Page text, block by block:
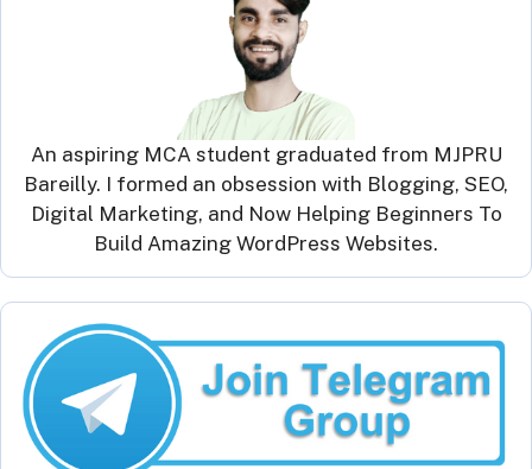
An aspiring MCA student graduated from MJPRU
Bareilly. I formed an obsession with Blogging, SEO,
Digital Marketing, and Now Helping Beginners To
Build Amazing WordPress Websites.